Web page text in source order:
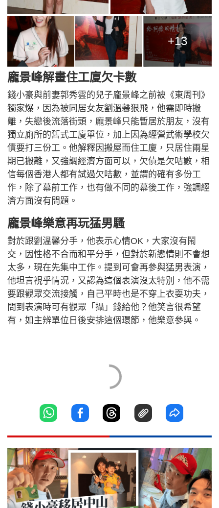
+13
龐景峰解畫住工廈欠卡數
錢小豪與前妻郭秀雲的兒子龐景峰之前被《東周刊》
獨家爆，因為被同居女友劉溫馨狠飛，他需即時搬
離，失戀後流落街頭，龐景峰只能暫居於朋友，沒有
獨立廁所的舊式工廈單位，加上因為經營武術學校欠
債要打三份工。他解釋因搬屋而住工廈，只居住兩星
期已搬離，又強調經濟方面可以，欠債是欠咭數，相
信每個香港人都有試過欠咭數，並謂的確有多份工
作，除了幕前工作，也有做不同的幕後工作，強調經
濟方面沒有問題。
龐景峰樂意再玩猛男騷
對於跟劉溫馨分手，他表示心情OK，大家沒有鬧
交，因性格不合而和平分手，但對於新戀情則不會想
太多，現在先集中工作。提到可會再參與猛男表演，
他坦言視乎情況，又認為這個表演沒太特別，他不需
要跟觀眾交流接觸，自己平時也是不穿上衣耍功夫，
問到表演時可有觀眾「攝」錢給他？他笑言很希望
有，如主辨單位日後安排這個環節，他樂意參與。